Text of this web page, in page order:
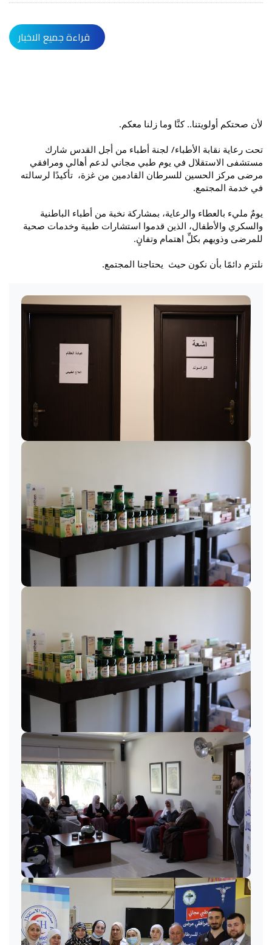
قراءة جميع الاخبار
لأن صحتكم أولويتنا.. كنَّا وما زلنا معكم.
في خدمة المجتمع.
للمرضى وذويهم بكلِّ اهتمام وتفانٍ.
نلتزم دائمًا بأن نكون حيث  يحتاجنا المجتمع.